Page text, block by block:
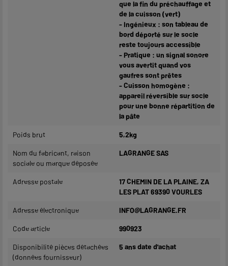
que la fin du préchauffage et
de la cuisson (vert)
- Ingénieux : son tableau de
bord déporté sur le socle
reste toujours accessible
- Pratique : un signal sonore
vous avertit quand vos
gaufres sont prêtes
- Cuisson homogène :
appareil réversible sur socle
pour une bonne répartition de
la pâte
Poids brut 5,2kg
Nom du fabricant, raison
sociale ou marque déposée
LAGRANGE SAS
Adresse postale
17 CHEMIN DE LA PLAINE, ZA
LES PLAT 69390 VOURLES
Adresse électronique INFO@LAGRANGE.FR
Code article 990923
Disponibilité pièces détachées
(données fournisseur)
5 ans date d'achat